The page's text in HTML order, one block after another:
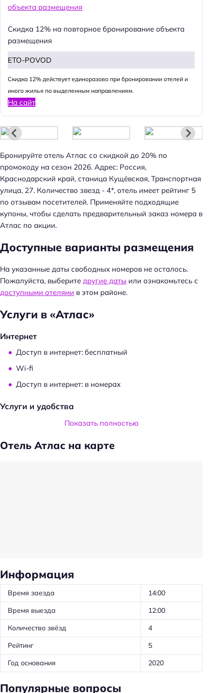
Скидка 12% на повторное бронирование объекта
размещения
ETO-POVOD
Cкидка 12% действует единоразово при бронировании отелей и
иного жилья по выделенным направлениям.
На сайт
Бронируйте отель Атлас со скидкой до 20% по
промокоду на сезон 2026. Адрес: Россия,
Краснодарский край, станица Кущёвская, Транспортная
улица, 27. Количество звезд - 4*, отель имеет рейтинг 5
по отзывам посетителей. Применяйте подходящие
купоны, чтобы сделать предварительный заказ номера в
Атлас по акции.
Доступные варианты размещения
На указанные даты свободных номеров не осталось.
Пожалуйста, выберите другие даты или ознакомьтесь с
доступными отелями в этом районе.
Услуги в «Атлас»
Интернет
Доступ в интернет: бесплатный
Wi-fi
Доступ в интернет: в номерах
Услуги и удобства
Общий туалет
Проживание с животными: платно
Ускоренная регистрация заезда/отъезда
Проживание с животными
Удобства в номерах
Кухня/кухонный уголок в номере
Стиральная машина
Кондиционер в номере
Показать полностью
Отель Атлас на карте
Информация
Время заезда
14:00
Время выезда
12:00
Количество звёзд
4
Рейтинг
5
Год основания
2020
Популярные вопросы
Н
й
и
: